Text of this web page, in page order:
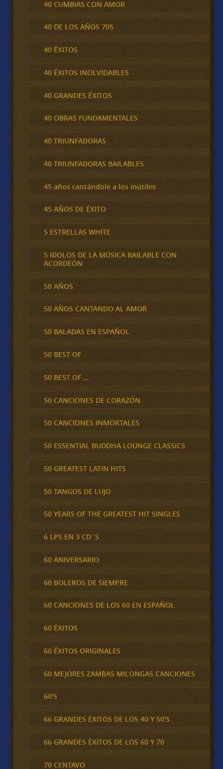
40 CUMBIAS CON AMOR
40 DE LOS AÑOS 70S
40 ÉXITOS
40 ÉXITOS INOLVIDABLES
40 GRANDES ÉXITOS
40 OBRAS FUNDAMENTALES
40 TRIUNFADORAS
40 TRIUNFADORAS BAILABLES
45 años cantándole a los inútiles
45 AÑOS DE ÉXITO
5 ESTRELLAS WHITE
5 IDOLOS DE LA MÚSICA BAILABLE CON
ACORDEÓN
50 AÑOS
50 AÑOS CANTANDO AL AMOR
50 BALADAS EN ESPAÑOL
50 BEST OF
50 BEST OF …
50 CANCIONES DE CORAZÓN
50 CANCIONES INMORTALES
50 ESSENTIAL BUDDHA LOUNGE CLASSICS
50 GREATEST LATIN HITS
50 TANGOS DE LUJO
50 YEARS OF THE GREATEST HIT SINGLES
6 LPS EN 3 CD´S
60 ANIVERSARIO
60 BOLEROS DE SIEMPRE
60 CANCIONES DE LOS 60 EN ESPAÑOL
60 ÉXITOS
60 ÉXITOS ORIGINALES
60 MEJORES ZAMBAS MILONGAS CANCIONES
60'S
66 GRANDES ÉXITOS DE LOS 40 Y 50'S
66 GRANDES ÉXITOS DE LOS 60 Y 70
70 CENTAVO